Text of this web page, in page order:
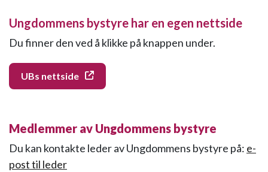
Ungdommens bystyre har en egen nettside
Du finner den ved å klikke på knappen under.
UBs nettside
Medlemmer av Ungdommens bystyre
Du kan kontakte leder av Ungdommens bystyre på: e-
post til leder